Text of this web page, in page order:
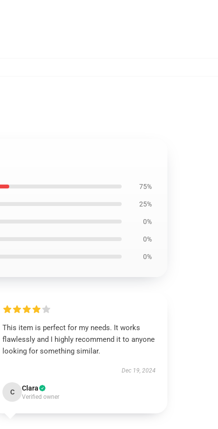
75%
25%
0%
0%
0%
This item is perfect for my needs. It works
flawlessly and I highly recommend it to anyone
looking for something similar.
Dec 19, 2024
C Clara
Verified owner